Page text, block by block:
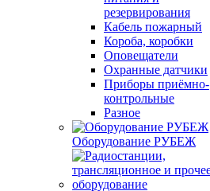
резервирования
Кабель пожарный
Короба, коробки
Оповещатели
Охранные датчики
Приборы приёмно-
контрольные
Разное
Оборудование РУБЕЖ